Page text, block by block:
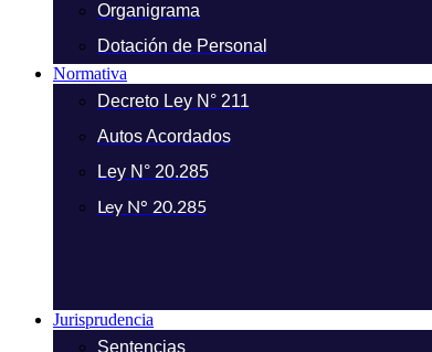
Organigrama
Dotación de Personal
Normativa
Decreto Ley N° 211
Autos Acordados
Ley N° 20.285
Ley N° 20.285
Jurisprudencia
Sentencias